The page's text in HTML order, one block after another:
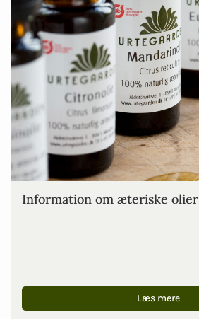
Information om æteriske olier
Læs mere